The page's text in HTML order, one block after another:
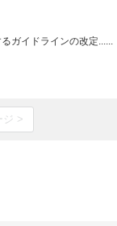
ガイドラインの改定......
ジ >